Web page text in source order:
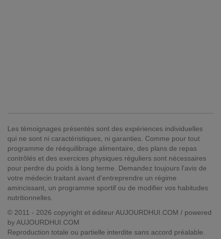
Les témoignages présentés sont des expériences individuelles
qui ne sont ni caractéristiques, ni garanties. Comme pour tout
programme de rééquilibrage alimentaire, des plans de repas
contrôlés et des exercices physiques réguliers sont nécessaires
pour perdre du poids à long terme. Demandez toujours l'avis de
votre médecin traitant avant d'entreprendre un régime
amincissant, un programme sportif ou de modifier vos habitudes
nutritionnelles.
© 2011 - 2026 copyright et éditeur AUJOURDHUI.COM / powered
by AUJOURDHUI.COM
Reproduction totale ou partielle interdite sans accord préalable.